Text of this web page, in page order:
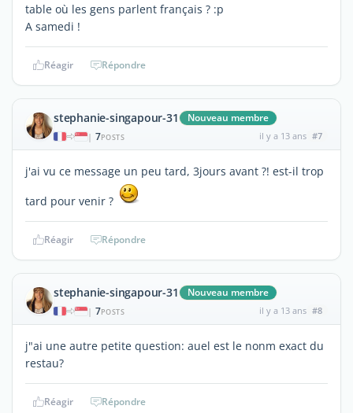
table où les gens parlent français ? :p
A samedi !
Réagir Répondre
stephanie-singapour-31 Nouveau membre
| 7POSTS il y a 13 ans #7
j'ai vu ce message un peu tard, 3jours avant ?! est-il trop
tard pour venir ?
Réagir Répondre
stephanie-singapour-31 Nouveau membre
| 7POSTS il y a 13 ans #8
j"ai une autre petite question: auel est le nonm exact du
restau?
Réagir Répondre